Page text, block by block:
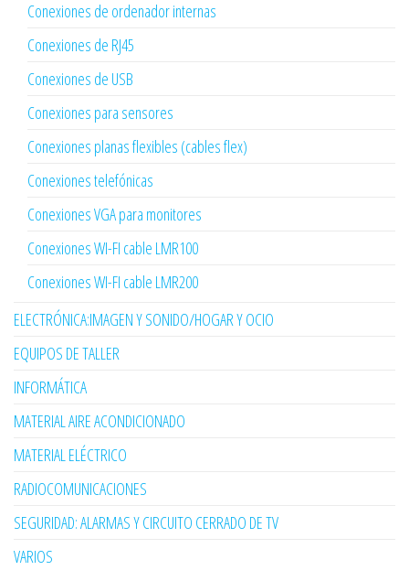
Conexiones de ordenador internas
Conexiones de RJ45
Conexiones de USB
Conexiones para sensores
Conexiones planas flexibles (cables flex)
Conexiones telefónicas
Conexiones VGA para monitores
Conexiones WI-FI cable LMR100
Conexiones WI-FI cable LMR200
ELECTRÓNICA:IMAGEN Y SONIDO/HOGAR Y OCIO
EQUIPOS DE TALLER
INFORMÁTICA
MATERIAL AIRE ACONDICIONADO
MATERIAL ELÉCTRICO
RADIOCOMUNICACIONES
SEGURIDAD: ALARMAS Y CIRCUITO CERRADO DE TV
VARIOS